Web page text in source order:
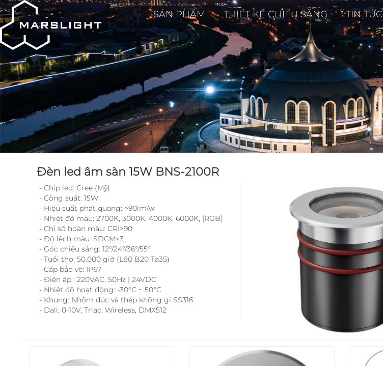
SẢN PHẨM THIẾT KẾ CHIẾU SÁNG TIN TỨC
Đèn led âm sàn 15W BNS-2100R
- Chip led: Cree (Mỹ)
- Công suất: 15W
- Hiệu suất phát quang: >90lm/w
- Nhiệt độ màu: 2700K, 3000K, 4000K, 6000K, [RGB]
- Chỉ số hoàn màu: CRI>90
- Độ lệch màu: SDCM<3
- Góc chiếu sáng: 12°/24°/36°/55°
- Tuổi thọ: 50.000 giờ (L80 B20 Ta35)
- Cấp bảo vệ: IP67
- Điện áp : 220VAC, 50Hz | 24VDC
- Nhiệt độ hoạt động: -30°C ~ 50°C
- Khung: Nhôm đúc và thép không gỉ SS316
- Dali, 0-10V, Triac, Wireless, DMX512